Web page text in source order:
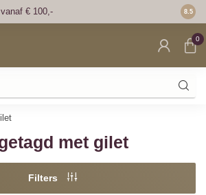
€ 100,- Voor
8.5
0
met gilet
Filters